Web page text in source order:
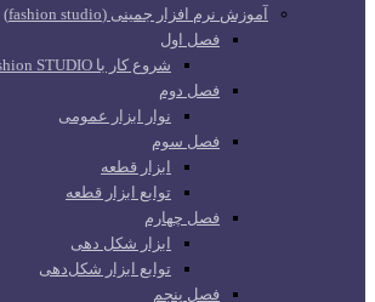
آموزش نرم افزار جمینی (fashion studio)
فصل اول
شروع کار با Fashion STUDIO
فصل دوم
نوار ابزار عمومی
فصل سوم
ابزار قطعه
توابع ابزار قطعه
فصل چهارم
ابزار شکل دهی
توابع ابزار شکل‌دهی
فصل پنجم